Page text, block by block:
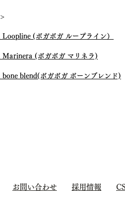
Loopline (ボガボガ ループライン）
Marinera (ボガボガ マリネラ)
bone blend(ボガボガ ボーンブレンド)
お問い合わせ 採用情報